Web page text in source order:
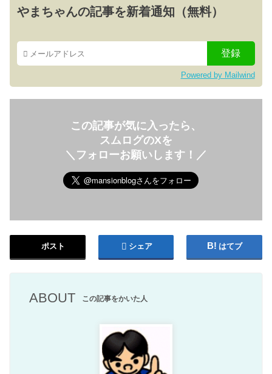
やまちゃんの記事を新着通知（無料）
Powered by Mailwind
この記事が気に入ったら、
スムログのXを
＼フォローお願いします！／
ポスト シェア はてブ
ABOUT この記事をかいた人